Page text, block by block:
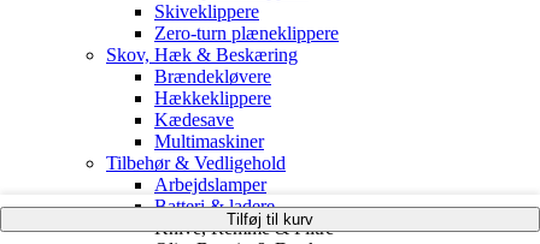
Tilføj til kurv
Skiveklippere
Zero-turn plæneklippere
Skov, Hæk & Beskæring
Brændekløvere
Hækkeklippere
Kædesave
Multimaskiner
Tilbehør & Vedligehold
Arbejdslamper
Batteri & ladere
Knive, Remme & Filtre